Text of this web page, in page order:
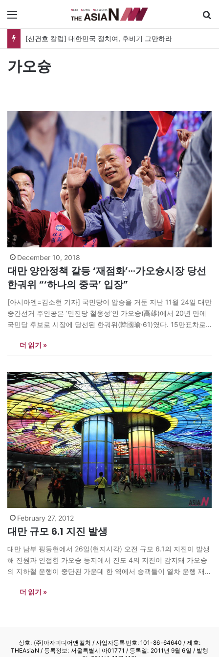
[신건호 칼럼] 대한민국 정치여, 후비기 그만하라
가오슝
December 10, 2018
대만 양안정책 갈등 ‘재점화’···가오슝시장 당선
한궈위 “‘하나의 중국’ 입장”
[아시아엔=김소현 기자] 국민당이 압승을 거둔 지난 11월 24일 대만
중간선거 주인공은 ‘민진당 철옹성’인 가오슝(高雄)에서 20년 만에
국민당 후보로 시장에 당선된 한궈위(韓國瑜·61)였다. 15만표차로
과 차기 총통선거에서 유력 주자로까지 부상했다. 대만 언론은 ‘한류
(韓流) 열풍이 불었다’고 했다. 한궈위의 이름 첫 두 글자가 한국을
더 읽기 »
February 27, 2012
대만 규모 6.1 지진 발생
대만 남부 핑둥현에서 26일(현지시각) 오전 규모 6.1의 지진이 발생
해 진원과 인접한 가오슝 등지에서 진도 4의 지진이 감지돼 가오슝
의 지하철 운행이 중단된 가운데 한 역에서 승객들이 열차 운행 재개
사 동북쪽 30.4km 지점이며 구체적인 피해 상황은 파악되지 않았
다고 밝혔다. <사진=신화사> news@theasian.asia
더 읽기 »
상호: (주)아자미디어앤컬처 /사업자등록번호: 101-86-64640 / 제호:
THEAsiaN / 등록정보: 서울특별시 아01771 / 등록일: 2011년 9월 6일 / 발행